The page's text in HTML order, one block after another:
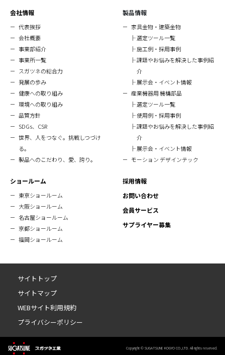
会社情報
代表挨拶
会社概要
事業部紹介
事業所一覧
スガツネの総合力
発展の歩み
健康への取り組み
環境への取り組み
品質方針
SDGs、CSR
世界、人をつなぐ。挑戦しつづけ
る。
製品へのこだわり、愛、誇り。
製品情報
家具金物・建築金物
選定ツール一覧
施工例・採用事例
課題やお悩みを解決した事例紹
介
展示会・イベント情報
産業機器用 機構部品
選定ツール一覧
使用例・採用事例
課題やお悩みを解決した事例紹
介
展示会・イベント情報
モーション デザインテック
ショールーム
東京ショールーム
大阪ショールーム
名古屋ショールーム
京都ショールーム
福岡ショールーム
採用情報
お問い合わせ
会員サービス
サプライヤー募集
サイトトップ
サイトマップ
WEBサイト利用規約
プライバシーポリシー
Copyright © SUGATSUNE KOGYO CO.,LTD. All rights reserved.